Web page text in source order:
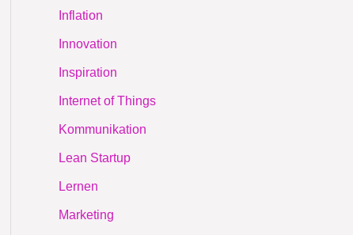
Inflation
Innovation
Inspiration
Internet of Things
Kommunikation
Lean Startup
Lernen
Marketing